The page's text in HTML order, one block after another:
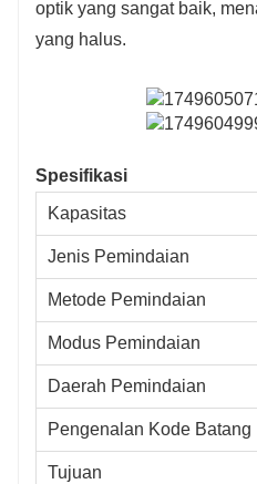
optik yang sangat baik,
yang halus.
Spesifikasi
Kapasitas
Jenis Pemindaian
Metode Pemindaian
Modus Pemindaian
Daerah Pemindaian
Pengenalan Kode Batang
Tujuan